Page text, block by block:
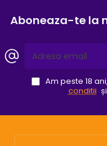
Aboneaza-te la
email
Am peste 18
conditii și